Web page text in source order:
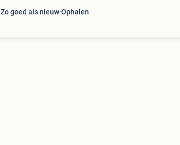
Zo goed als nieuw Ophalen